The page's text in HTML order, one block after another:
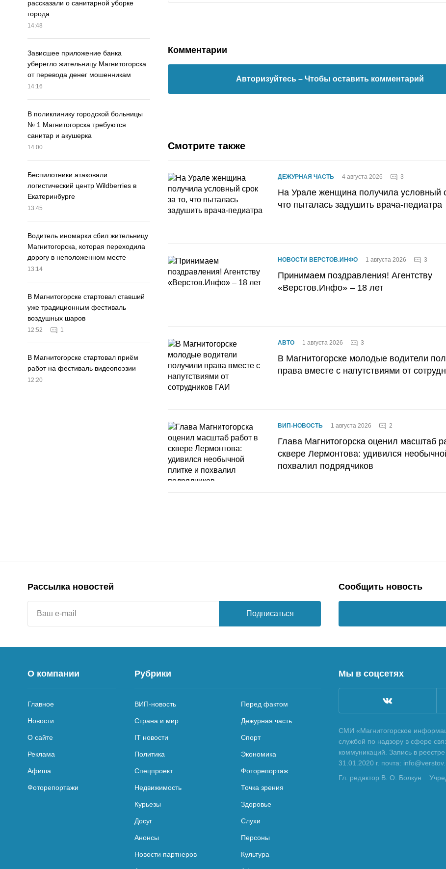
рассказали о санитарной уборке
города
14:48
Зависшее приложение банка
уберегло жительницу Магнитогорска
от перевода денег мошенникам
14:16
В поликлинику городской больницы
№ 1 Магнитогорска требуются
санитар и акушерка
14:00
Беспилотники атаковали
логистический центр Wildberries в
Екатеринбурге
13:45
Водитель иномарки сбил жительницу
Магнитогорска, которая переходила
дорогу в неположенном месте
13:14
В Магнитогорске стартовал ставший
уже традиционным фестиваль
воздушных шаров
12:52 1
В Магнитогорске стартовал приём
работ на фестиваль видеопоэзии
12:20
Комментарии
Авторизуйтесь – Чтобы оставить комментарий
Смотрите также
ДЕЖУРНАЯ ЧАСТЬ 4 августа 2026 3
На Урале женщина получила условный
что пыталась задушить врача-педиатра
НОВОСТИ ВЕРСТОВ.ИНФО 1 августа 2026 3
Принимаем поздравления! Агентству
«Верстов.Инфо» – 18 лет
АВТО 1 августа 2026 3
В Магнитогорске молодые водители
права вместе с напутствиями от
ВИП-НОВОСТЬ 1 августа 2026 2
Глава Магнитогорска оценил масштаб
сквере Лермонтова: удивился
похвалил подрядчиков
Рассылка новостей
Подписаться
Сообщить новость
О компании
Главное
Новости
О сайте
Реклама
Афиша
Фоторепортажи
Рубрики
ВИП-новость Перед фактом
Страна и мир Дежурная часть
IT новости Спорт
Политика Экономика
Спецпроект Фоторепортаж
Недвижимость Точка зрения
Курьезы Здоровье
Досуг Слухи
Анонсы Персоны
Новости партнеров Культура
Мы в соцсетях
СМИ «Магнитогорское
службой по надзору в сфере
коммуникаций. Запись в
31.01.2020 г. почта:
Гл. редактор В. О. Болкун